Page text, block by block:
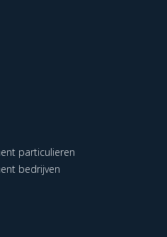
particulieren
bedrijven